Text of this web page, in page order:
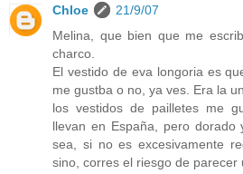
Chloe
21/9/07
Melina, que bien que me
charco.
El vestido de eva longoria es
me gustba o no, ya ves. Era la
los vestidos de pailletes me
llevan en España, pero dorado
sea, si no es excesivamente
sino, corres el riesgo de parecer